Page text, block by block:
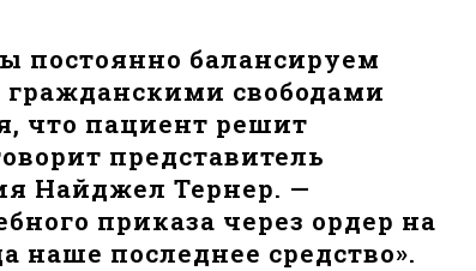
постоянно балансируем
свободами
что пациент решит
представитель
Найджел Тернер. —
приказа через ордер на
наше последнее средство».